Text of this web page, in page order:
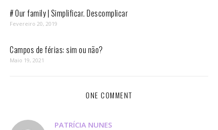
# Our family | Simplificar. Descomplicar
Fevereiro 20, 2019
Campos de férias: sim ou não?
Maio 19, 2021
ONE COMMENT
PATRÍCIA NUNES